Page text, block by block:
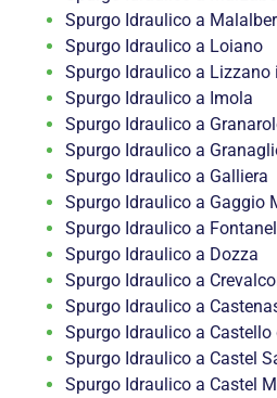
Spurgo Idraulico a
Spurgo Idraulico a Loiano
Spurgo Idraulico a Lizzano
Spurgo Idraulico a Imola
Spurgo Idraulico a
Spurgo Idraulico a
Spurgo Idraulico a Galliera
Spurgo Idraulico a Gaggio
Spurgo Idraulico a
Spurgo Idraulico a Dozza
Spurgo Idraulico a
Spurgo Idraulico a
Spurgo Idraulico a Castello
Spurgo Idraulico a Castel
Spurgo Idraulico a Castel